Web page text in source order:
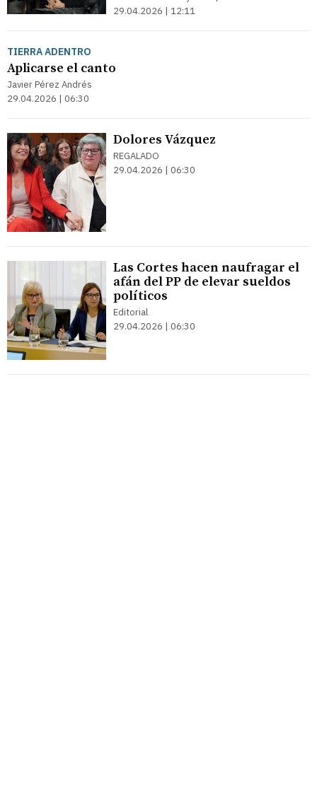
29.04.2026 | 12:11
TIERRA ADENTRO
Aplicarse el canto
Javier Pérez Andrés
29.04.2026 | 06:30
Dolores Vázquez
REGALADO
29.04.2026 | 06:30
Las Cortes hacen naufragar el
afán del PP de elevar sueldos
políticos
Editorial
29.04.2026 | 06:30